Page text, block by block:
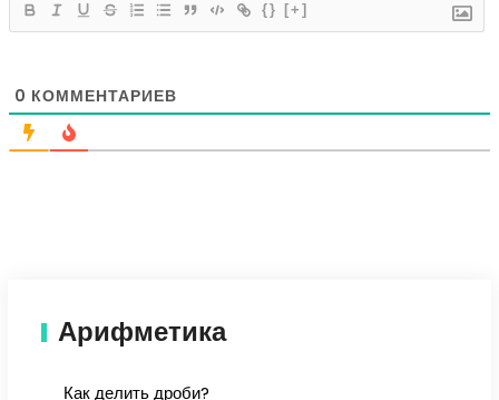
{} [+]
0 КОММЕНТАРИЕВ
Арифметика
Как делить дроби?